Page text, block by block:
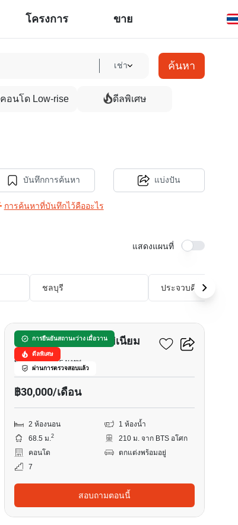
โครงการ ขาย
เช่า ค้นหา
คอนโด Low-rise ดีลพิเศษ
บันทึกการค้นหา
การค้นหาที่บันทึกไว้คืออะไร
แบ่งปัน
แสดงแผนที่
ชลบุรี ประจวบคีรีขันธ์
การยืนยันสถานะว่าง เมื่อวาน
ดีลพิเศษ
ผ่านการตรวจสอบแล้ว
15
ประสานมิตร คอนโดมิเนียม
พร้อมพงษ์, กรุงเทพ
฿30,000/เดือน
2 ห้องนอน
1 ห้องน้ำ
68.5 ม.2
210 ม. จาก BTS อโศก
คอนโด
ตกแต่งพร้อมอยู่
7
สอบถามตอนนี้